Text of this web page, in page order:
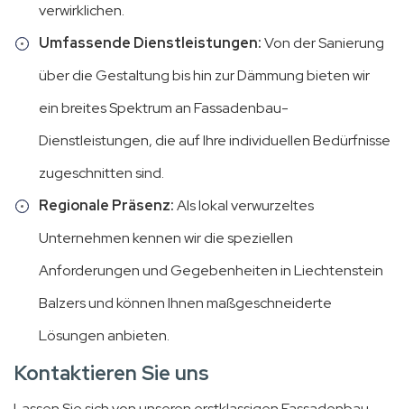
verwirklichen.
Umfassende Dienstleistungen:Von der Sanierung
über die Gestaltung bis hin zur Dämmung bieten wir
ein breites Spektrum an Fassadenbau-
Dienstleistungen, die auf Ihre individuellen Bedürfnisse
zugeschnitten sind.
Regionale Präsenz:Als lokal verwurzeltes
Unternehmen kennen wir die speziellen
Anforderungen und Gegebenheiten in Liechtenstein
Balzers und können Ihnen maßgeschneiderte
Lösungen anbieten.
Kontaktieren Sie uns